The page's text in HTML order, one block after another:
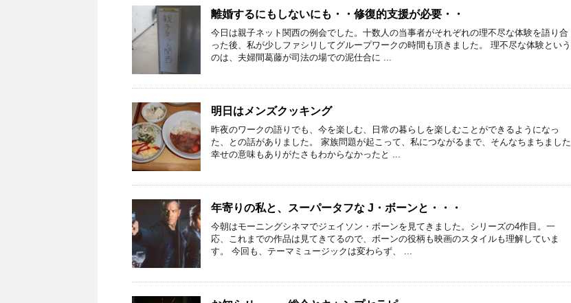
離婚するにもしないにも・・修復的支援が必要・・
今日は親子ネット関西の例会でした。十数人の当事者がそれぞれの理不尽な体験を語り合
った後、私が少しファシリしてグループワークの時間も頂きました。 理不尽な体験という
のは、夫婦間葛藤が司法の場での泥仕合に ...
明日はメンズクッキング
昨夜のワークの語りでも、今を楽しむ、日常の暮らしを楽しむことができるようになっ
た、との話がありました。 家族問題が起こって、私につながるまで、そんなちまちました
幸せの意味もありがたさもわからなかったと ...
年寄りの私と、スーパータフな J・ボーンと・・・
今朝はモーニングシネマでジェイソン・ボーンを見てきました。シリーズの4作目。一
応、これまでの作品は見てきてるので、ボーンの役柄も映画のスタイルも理解していま
す。 今回も、テーマミュージックは変わらず、 ...